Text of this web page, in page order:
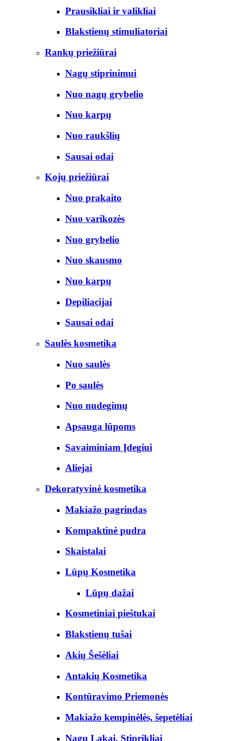
Prausikliai ir valikliai
Blakstienų stimuliatoriai
Rankų priežiūrai
Nagų stiprinimui
Nuo nagų grybelio
Nuo karpų
Nuo raukšlių
Sausai odai
Kojų priežiūrai
Nuo prakaito
Nuo varikozės
Nuo grybelio
Nuo skausmo
Nuo karpų
Depiliacijai
Sausai odai
Saulės kosmetika
Nuo saulės
Po saulės
Nuo nudegimų
Apsauga lūpoms
Savaiminiam Įdegiui
Aliejai
Dekoratyvinė kosmetika
Makiažo pagrindas
Kompaktinė pudra
Skaistalai
Lūpų Kosmetika
Lūpų dažai
Kosmetiniai pieštukai
Blakstienų tušai
Akių Šešėliai
Antakių Kosmetika
Kontūravimo Priemonės
Makiažo kempinėlės, šepetėliai
Nagų Lakai, Stiprikliai